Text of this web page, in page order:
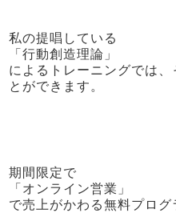
私の提唱している
「行動創造理論」
によるトレーニングでは
とができます。
期間限定で
「オンライン営業」
で売上がかわる無料プログ